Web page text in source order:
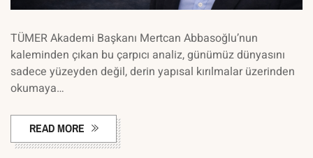
TÜMER Akademi Başkanı Mertcan Abbasoğlu’nun
kaleminden çıkan bu çarpıcı analiz, günümüz dünyasını
sadece yüzeyden değil, derin yapısal kırılmalar üzerinden
okumaya…
READ MORE